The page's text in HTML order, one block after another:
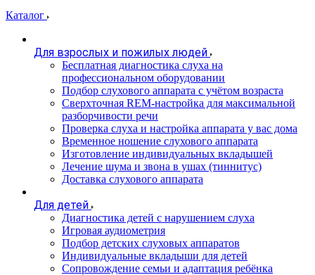
Каталог
Для взрослых и пожилых людей
Бесплатная диагностика слуха на
профессиональном оборудовании
Подбор слухового аппарата с учётом возраста
Сверхточная REM-настройка для максимальной
разборчивости речи
Проверка слуха и настройка аппарата у вас дома
Временное ношение слухового аппарата
Изготовление индивидуальных вкладышей
Лечение шума и звона в ушах (тиннитус)
Доставка слухового аппарата
Для детей
Диагностика детей с нарушением слуха
Игровая аудиометрия
Подбор детских слуховых аппаратов
Индивидуальные вкладыши для детей
Сопровождение семьи и адаптация ребёнка